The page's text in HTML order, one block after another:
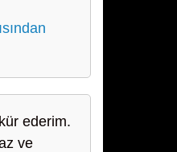
ederim.
ve